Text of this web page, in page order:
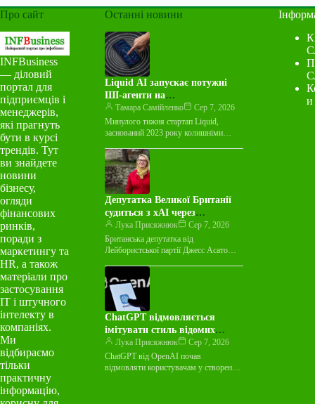
Про сайт
INFBusiness
— діловий
портал для
підприємців і
менеджерів,
які прагнуть
бути в курсі
трендів. Тут
ви знайдете
новини
бізнесу,
огляди
фінансових
ринків,
поради з
маркетингу та
HR, а також
матеріали про
застосування
ІТ і штучного
інтелекту в
компаніях.
Ми
відбираємо
тільки
практичну
інформацію,
Останні новини
Liquid AI запускає потужні
ШІ-агенти на
мікрокомп’ютерах
Тамара Самійленко
Сер 7, 2026
Минулого тижня стартап Liquid,
заснований 2023 року колишніми
LFM2.5-2.6B — нову мовну модель з
відкритими ваговими…
Депутатка Великої Британії
судиться з xAI через
порнографічні зображення
Лука Присяжнюк
Сер 7, 2026
Британська депутатка від
Лейбористської партії Джесс Асато
сексуалізовані зображення…
ChatGPT відмовляється
імітувати стиль відомих
письменників
Лука Присяжнюк
Сер 7, 2026
ChatGPT від OpenAI почав
відмовляти користувачам у створенні
и